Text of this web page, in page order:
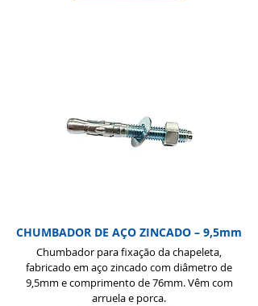
CHUMBADOR DE AÇO ZINCADO – 9,5mm
Chumbador para fixação da chapeleta,
fabricado em aço zincado com diâmetro de
9,5mm e comprimento de 76mm. Vêm com
arruela e porca.